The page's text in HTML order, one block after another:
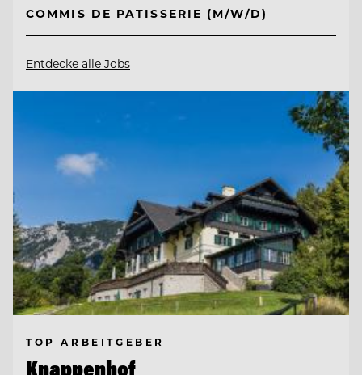
COMMIS DE PATISSERIE (M/W/D)
Entdecke alle Jobs
TOP ARBEITGEBER
Knappenhof